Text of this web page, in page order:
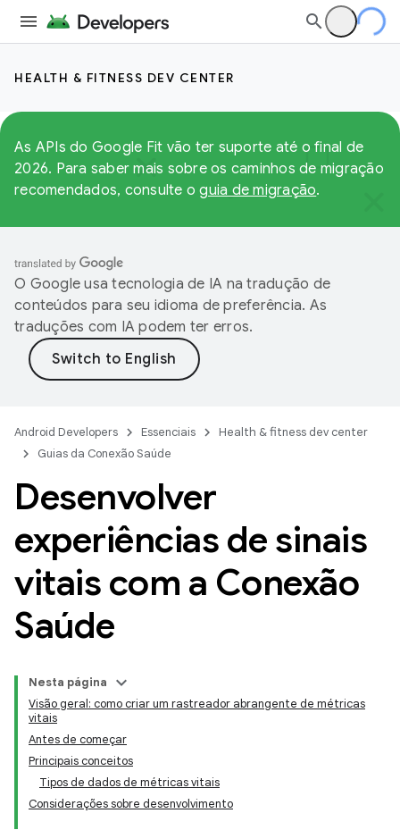
HEALTH & FITNESS DEV CENTER
As APIs do Google Fit vão ter suporte até o final de
2026. Para saber mais sobre os caminhos de migração
recomendados, consulte oguia de migração.
O Google usa tecnologia de IA na tradução de
conteúdos para seu idioma de preferência. As
traduções com IA podem ter erros.
Android Developers Essenciais
Health & fitness dev center
Guias da Conexão Saúde
Desenvolver
experiências de sinais
vitais com a Conexão
Saúde
Nesta página
Visão geral: como criar um rastreador abrangente de métricas
vitais
Antes de começar
Principais conceitos
Tipos de dados de métricas vitais
Considerações sobre desenvolvimento